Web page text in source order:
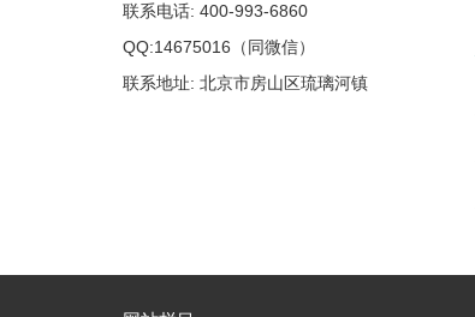
联系电话: 400-993-6860
QQ:14675016（同微信）
联系地址: 北京市房山区琉璃河镇